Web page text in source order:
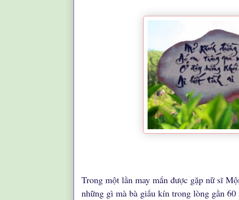
Trong một lần may mắn được gặp nữ sĩ
những gì mà bà giấu kín trong lòng gần 60